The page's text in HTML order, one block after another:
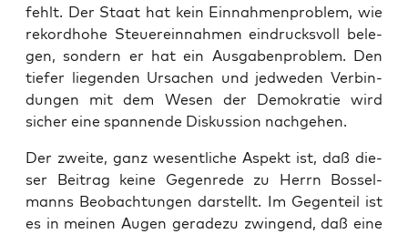
fehlt. Der Staat hat kein Ein­nah­men­pro­blem, wie
rekord­ho­he Steu­er­ein­nah­men ein­drucks­voll bele­
gen, son­dern er hat ein Aus­ga­ben­pro­blem. Den
tie­fer lie­gen­den Ursa­chen und jed­we­den Ver­bin­
dun­gen mit dem Wesen der Demo­kra­tie wird
sicher eine span­nen­de Dis­kus­si­on nachgehen.
Der zwei­te, ganz wesent­li­che Aspekt ist, daß die­
ser Bei­trag kei­ne Gegen­re­de zu Herrn Bos­sel­
manns Beob­ach­tun­gen dar­stellt. Im Gegen­teil ist
es in mei­nen Augen gera­de­zu zwin­gend, daß eine